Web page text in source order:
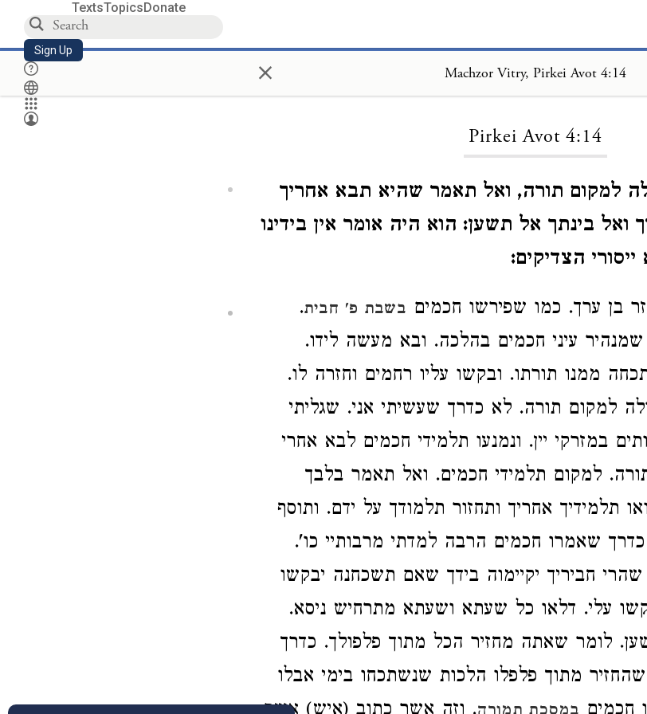
TextsTopicsDonate
Sign Up × Machzor Vitry, Pirkei Avot 4:14
Pirkei Avot 4:14
למקום תורה, ואל תאמר שהיא תבא אחריך
ואל בינתך אל תשען: הוא היה אומר אין בידינו
הצדיקים:
בן ערך. כמו שפירשו חכמים בשבת פ' חבית.
עיני חכמים בהלכה. ובא מעשה לידו.
ממנו תורתו. ובקשו עליו רחמים וחזרה לו.
למקום תורה. לא כדרך שעשיתי אני. שגליתי
במזרקי יין. ונמנעו תלמידי חכמים לבא אחרי
למקום תלמידי חכמים. ואל תאמר בלבך
תלמידיך אחריך ותחזור תלמודך על ידם. ותוסף
שאמרו חכמים הרבה למדתי מרבותיי כו'.
שהרי חביריך יקיימוה בידך שאם תשכחנה יבקשו
עלי. דלאו כל שעתא ושעתא מתרחיש ניסא.
לומר שאתה מחזיר הכל מתוך פלפולך. כדרך
מתוך פלפלו הלכות שנשתכחו בימי אבלו